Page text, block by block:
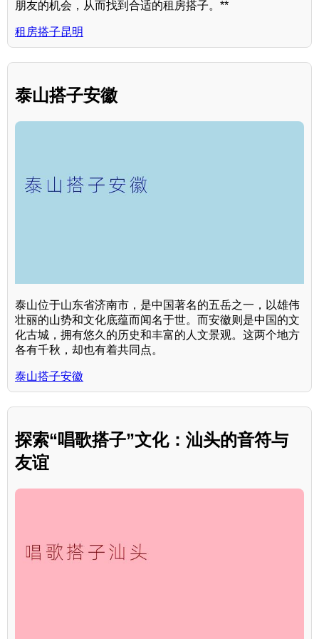
朋友的机会，从而找到合适的租房搭子。**
租房搭子昆明
泰山搭子安徽
泰山位于山东省济南市，是中国著名的五岳之一，以雄伟
壮丽的山势和文化底蕴而闻名于世。而安徽则是中国的文
化古城，拥有悠久的历史和丰富的人文景观。这两个地方
各有千秋，却也有着共同点。
泰山搭子安徽
探索“唱歌搭子”文化：汕头的音符与
友谊